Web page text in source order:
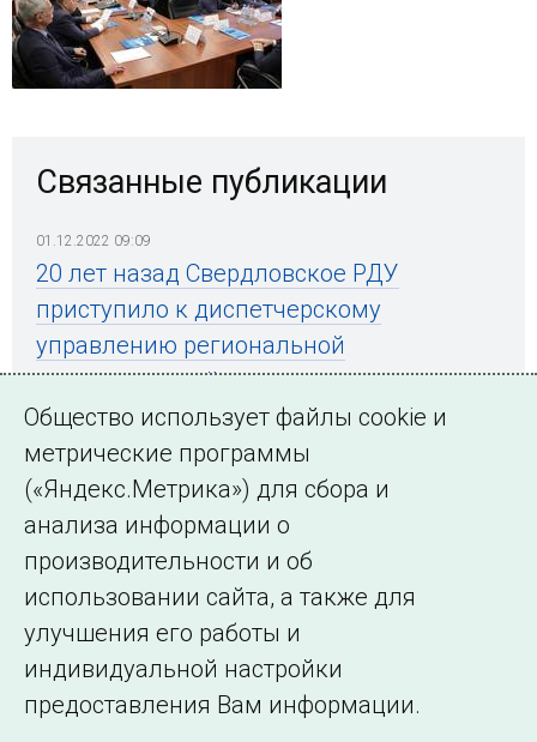
Связанные публикации
01.12.2022 09:09
20 лет назад Свердловское РДУ
приступило к диспетчерскому
управлению региональной
энергосистемой
← Все публикации
Подписаться на новости
©2005–2026 АО «СО ЕЭС»
Филиалы и
представительства
Общество использует файлы cookie и
метрические программы
(«Яндекс.Метрика») для сбора и
анализа информации о
производительности и об
использовании сайта, а также для
улучшения его работы и
индивидуальной настройки
предоставления Вам информации.